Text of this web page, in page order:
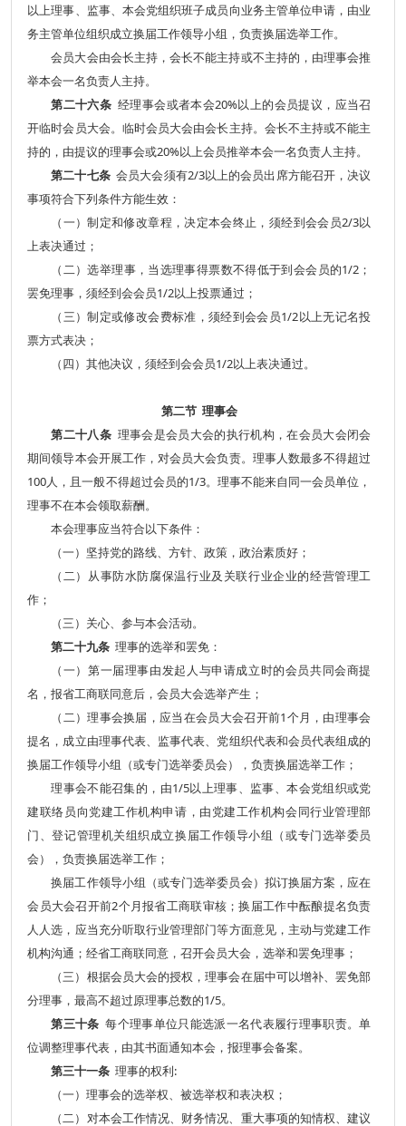
以上理事、监事、本会党组织班子成员向业务主管单位申请，由业
务主管单位组织成立换届工作领导小组，负责换届选举工作。
会员大会由会长主持，会长不能主持或不主持的，由理事会推
举本会一名负责人主持。
第二十六条 经理事会或者本会20%以上的会员提议，应当召
开临时会员大会。 临时会员大会由会长主持。 会长不主持或不能主
持的，由提议的理事会或20%以上会员推举本会一名负责人主持。
第二十七条会员大会须有2/3以上的会员出席方能召开，决议
事项符合下列条件方能生效：
（一）制定和修改章程，决定本会终止，须经到会会员2/3以
上表决通过；
（二）选举理事，当选理事得票数不得低于到会会员的1/2；
罢免理事，须经到会会员1/2以上投票通过；
（三）制定或修改会费标准，须经到会会员1/2以上无记名投
票方式表决；
（四）其他决议，须经到会会员1/2以上表决通过。
第二节 理事会
第二十八条理事会是会员大会的执行机构，在会员大会闭会
期间领导本会开展工作，对会员大会负责。 理事人数最多不得超过
100人，且一般不得超过会员的1/3。 理事不能来自同一会员单位，
理事不在本会领取薪酬。
本会理事应当符合以下条件：
（一）坚持党的路线、方针、政策，政治素质好；
（二）从事防水防腐保温行业及关联行业企业的经营管理工
作；
（三）关心、参与本会活动。
第二十九条 理事的选举和罢免：
（一）第一届理事由发起人与申请成立时的会员共同会商提
名，报省工商联同意后，会员大会选举产生；
（二）理事会换届，应当在会员大会召开前1个月，由理事会
提名，成立由理事代表、监事代表、党组织代表和会员代表组成的
换届工作领导小组（或专门选举委员会），负责换届选举工作；
理事会不能召集的，由1/5以上理事、监事、本会党组织或党
建联络员向党建工作机构申请，由党建工作机构会同行业管理部
门、登记管理机关组织成立换届工作领导小组（或专门选举委员
会），负责换届选举工作；
换届工作领导小组（或专门选举委员会）拟订换届方案，应在
会员大会召开前2个月报省工商联审核；换届工作中酝酿提名负责
人人选，应当充分听取行业管理部门等方面意见，主动与党建工作
机构沟通；经省工商联同意，召开会员大会，选举和罢免理事；
（三）根据会员大会的授权，理事会在届中可以增补、罢免部
分理事，最高不超过原理事总数的1/5。
第三十条 每个理事单位只能选派一名代表履行理事职责。单
位调整理事代表，由其书面通知本会，报理事会备案。
第三十一条 理事的权利:
（一）理事会的选举权、被选举权和表决权；
（二）对本会工作情况、财务情况、重大事项的知情权、建议